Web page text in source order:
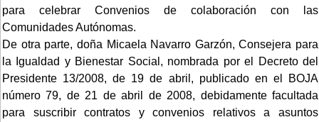
para celebrar Convenios de colaboración con las
Comunidades Autónomas.
De otra parte, doña Micaela Navarro Garzón, Consejera para
la Igualdad y Bienestar Social, nombrada por el Decreto del
Presidente 13/2008, de 19 de abril, publicado en el BOJA
número 79, de 21 de abril de 2008, debidamente facultada
para suscribir contratos y convenios relativos a asuntos